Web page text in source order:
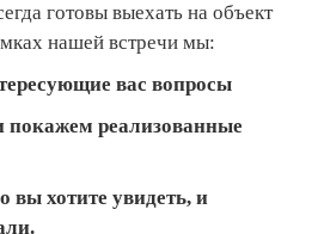
готовы выехать на объект
нашей встречи мы:
вас вопросы
покажем реализованные
вы хотите увидеть, и